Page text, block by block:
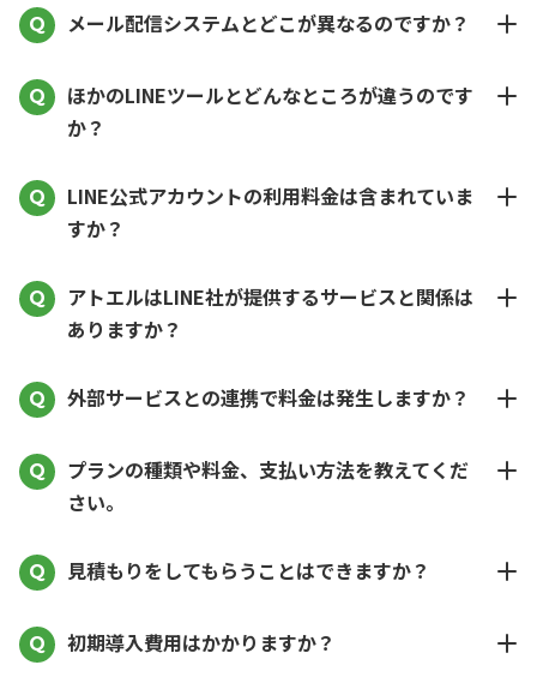
メール配信システムとどこが異なるのですか？
ほかのLINEツールとどんなところが違うのです
か？
LINE公式アカウントの利用料金は含まれていま
すか？
アトエルはLINE社が提供するサービスと関係は
ありますか？
外部サービスとの連携で料金は発生しますか？
プランの種類や料金、支払い方法を教えてくだ
さい。
見積もりをしてもらうことはできますか？
初期導入費用はかかりますか？